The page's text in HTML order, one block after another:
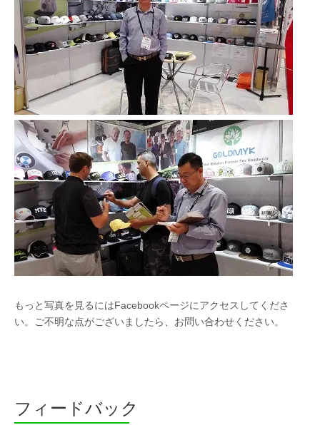
もっと写真を見るにはFacebookページにアクセスしてくださ
い。ご不明な点がございましたら、お問い合わせください。
フィードバック